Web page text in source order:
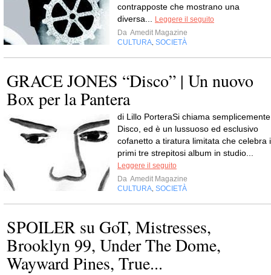
contrapposte che mostrano una
diversa...
Leggere il seguito
Da Amedit Magazine
CULTURA SOCIETÀ
GRACE JONES “Disco” | Un nuovo
Box per la Pantera
di Lillo PorteraSi chiama semplicemente
Disco, ed è un lussuoso ed esclusivo
cofanetto a tiratura limitata che celebra i
primi tre strepitosi album in studio...
Leggere il seguito
Da Amedit Magazine
CULTURA SOCIETÀ
SPOILER su GoT, Mistresses,
Brooklyn 99, Under The Dome,
Wayward Pines, True...